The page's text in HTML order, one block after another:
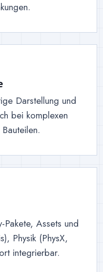
Darstellung und
bei komplexen
Assets und
Physik (PhysX,
integrierbar.